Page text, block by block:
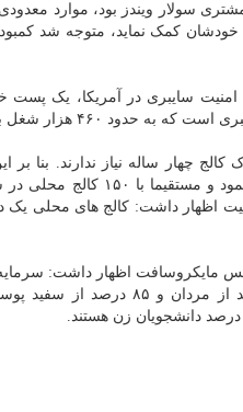
سولار ویندز بود، موارد
کمک نماید، متوجه شد
حقوق ۱۰۵ هزار و ۸۰۰ دلار بالغ می شود.
چهار ساله نیاز ندارند. بنا
مایکروسافت اظهار داشت: سرمایه